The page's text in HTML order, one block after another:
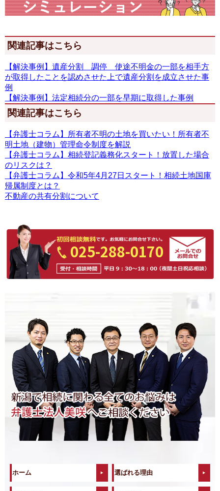
関連記事はこちら
【解決事例】遺産分割 調停 使途不明金の一部を相手方
が取得したことを認めさせた上で遺産分割を成立させた事
例
【解決事例】法定相続分の一部を早期に取得した事例
関連記事はこちら
【弁護士コラム】所有者不明の土地を買いたい！所有者不
明土地（建物）管理命令制度を解説
【弁護士コラム】相続登記義務化スタート！放置した場合
のリスクは？
【弁護士コラム】令和5年4月27日スタート！相続土地国庫
帰属制度とは？
不動産の共有分割について
025-288-0170
ホーム 選ばれる理由